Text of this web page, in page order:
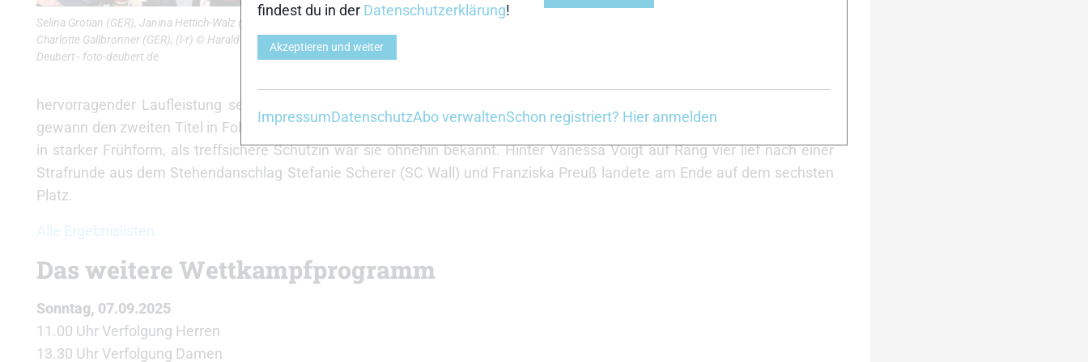
Selina Grotian (GER), Janina Hettich-Walz (GER),
Charlotte Gallbronner (GER), (l-r) © Harald
Deubert - foto-deubert.de
zwei verdrängt und später kam noch die 22jährige Charlotte Gallbronner (DAV Ulm)
nach zwei fehlerfreien Schießen 2,6 Sekunden vor Voigt über die Ziellinie. Die
Deutsche Meisterin im Einzel, Janina Hettich-Walz, war als 48. gestartet, räumte erst
hervorragender Laufleistung setzte sie sich schließlich mit deutlichem Vorsprung von 20.7 Sekunden an die Spitze und
gewann den zweiten Titel in Folge. Hettich-Walz präsentiert sich nach ihrer Baby-Pause bei den Deutschen Meisterschaften
in starker Frühform, als treffsichere Schützin war sie ohnehin bekannt. Hinter Vanessa Voigt auf Rang vier lief nach einer
Strafrunde aus dem Stehendanschlag Stefanie Scherer (SC Wall) und Franziska Preuß landete am Ende auf dem sechsten
Platz.
Alle Ergebnislisten
Das weitere Wettkampfprogramm
Sonntag, 07.09.2025
11.00 Uhr Verfolgung Herren
13.30 Uhr Verfolgung Damen
findest du in der Datenschutzerklärung!
Akzeptieren und weiter
ImpressumDatenschutzAbo verwaltenSchon registriert? Hier anmelden